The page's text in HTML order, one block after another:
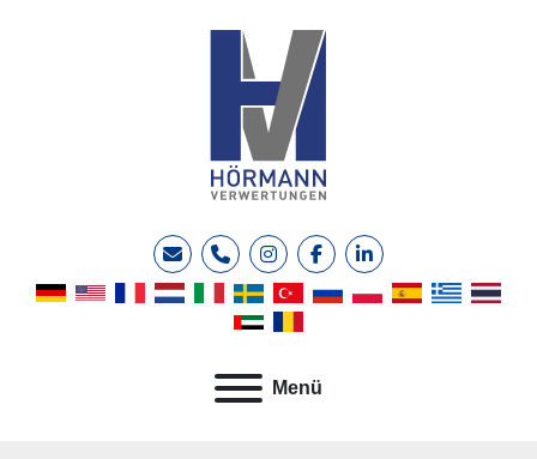
E-MailTelefoninstagramfacebooklinkedin
Menü